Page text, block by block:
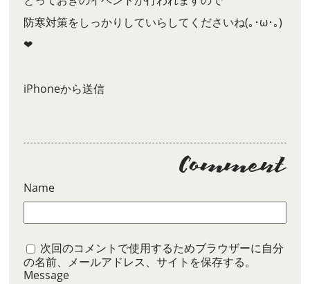
防寒対策をしっかりしていらしてくださいね(｡･ω･｡)
❤︎
iPhoneから送信
Name
次回のコメントで使用するためブラウザーに自分
の名前、メールアドレス、サイトを保存する。
Message